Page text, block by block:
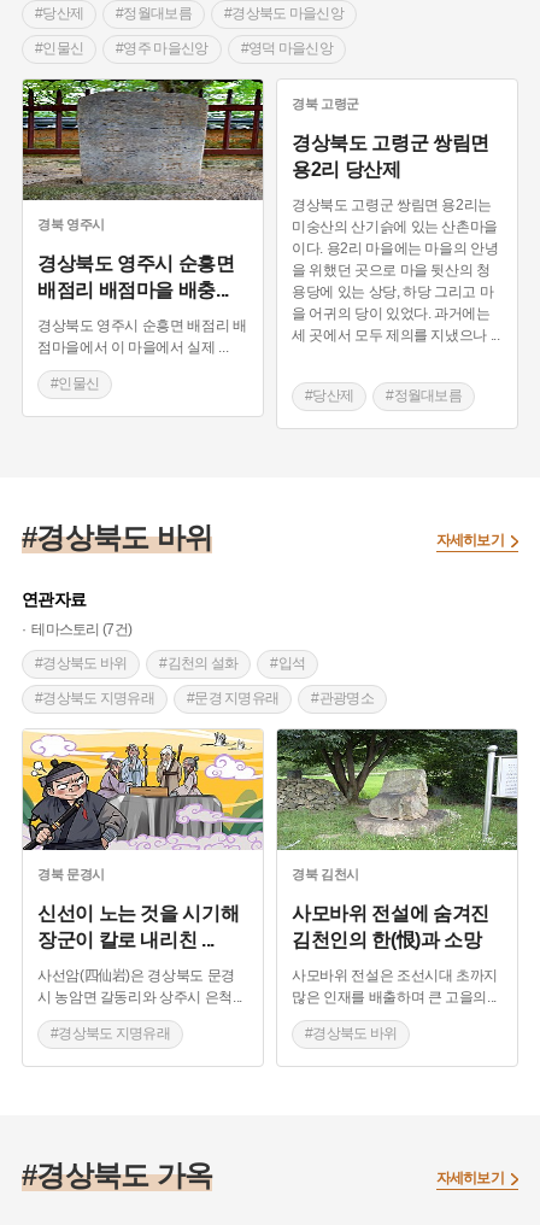
#당산제 #정월대보름 #경상북도 마을신앙
#인물신 #영주 마을신앙 #영덕 마을신앙
#풍물굿 #안동 마을신앙 #김천 마을신앙
#서낭제 #강원도 마을신앙 #경산 마을신앙
#경상북도 마을이야기 #만오제 #문경 마을신앙
#울진 마을신앙 #청도 마을신앙
경북 영주시
경상북도 영주시 순흥면
배점리 배점마을 배충...
경상북도 영주시 순흥면 배점리 배
점마을에서 이 마을에서 실제 ...
#인물신
#경상북도 마을신앙
경북 고령군
경상북도 고령군 쌍림면
용2리 당산제
경상북도 고령군 쌍림면 용2리는
미숭산의 산기슭에 있는 산촌마을
이다. 용2리 마을에는 마을의 안녕
을 위했던 곳으로 마을 뒷산의 청
용당에 있는 상당, 하당 그리고 마
을 어귀의 당이 있었다. 과거에는
세 곳에서 모두 제의를 지냈으나 ...
#당산제 #정월대보름
#경상북도 마을신앙
#경상북도 바위
연관자료
테마스토리 (7건)
#경상북도 바위
#김천의 설화 #입석
#경상북도 지명유래 #문경 지명유래 #관광명소
#경관이 아름다운곳 #계곡이 아름다운곳
#자연여행지
자세히보기
경북 문경시
신선이 노는 것을 시기해
장군이 칼로 내리친 ...
사선암(四仙岩)은 경상북도 문경
시 농암면 갈동리와 상주시 은척
#경상북도 지명유래
#문경 지명유래
경북 김천시
사모바위 전설에 숨겨진
김천인의 한(恨)과 소망
사모바위 전설은 조선시대 초까지
많은 인재를 배출하며 큰 고을의
#경상북도 바위
#김천의 설화
#경상북도 가옥 자세히보기